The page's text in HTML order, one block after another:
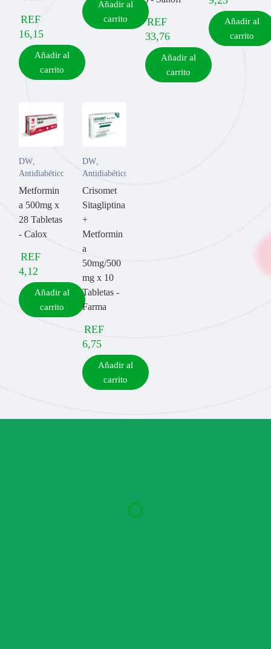
REF
16,15
Añadir al
carrito
Añadir al
carrito
REF
33,76
Añadir al
carrito
Añadir al
carrito
DW,
Antidiabético
Metformin
a 500mg x
28 Tabletas
- Calox
REF
4,12
Añadir al
carrito
DW,
Antidiabético
Crisomet
Sitagliptina
+
Metformin
a
50mg/500
mg x 10
Tabletas -
Farma
REF
6,75
Añadir al
carrito